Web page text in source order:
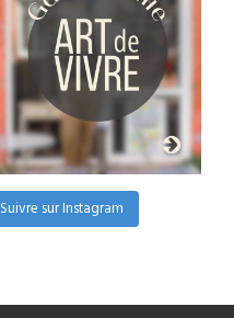
Suivre sur Instagram